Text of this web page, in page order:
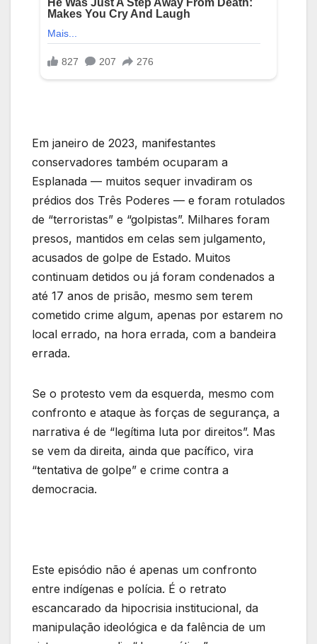
Em janeiro de 2023, manifestantes
conservadores também ocuparam a
Esplanada — muitos sequer invadiram os
prédios dos Três Poderes — e foram rotulados
de “terroristas” e “golpistas”. Milhares foram
presos, mantidos em celas sem julgamento,
acusados de golpe de Estado. Muitos
continuam detidos ou já foram condenados a
até 17 anos de prisão, mesmo sem terem
cometido crime algum, apenas por estarem no
local errado, na hora errada, com a bandeira
errada.
Se o protesto vem da esquerda, mesmo com
confronto e ataque às forças de segurança, a
narrativa é de “legítima luta por direitos”. Mas
se vem da direita, ainda que pacífico, vira
“tentativa de golpe” e crime contra a
democracia.
Este episódio não é apenas um confronto
entre indígenas e polícia. É o retrato
escancarado da hipocrisia institucional, da
manipulação ideológica e da falência de um